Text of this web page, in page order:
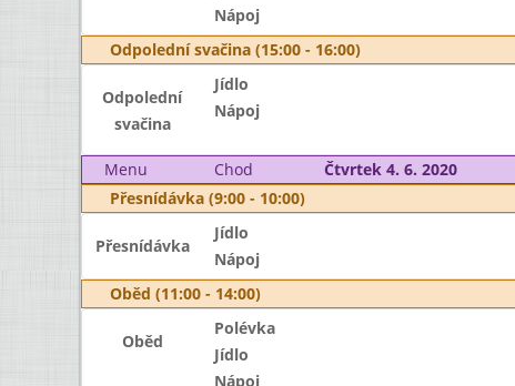
Nápoj
Odpolední svačina (15:00 - 16:00)
Odpolední
svačina
Jídlo
Nápoj
Menu Chod Čtvrtek 4. 6. 2020
Přesnídávka (9:00 - 10:00)
Přesnídávka
Jídlo
Nápoj
Oběd (11:00 - 14:00)
Oběd
Polévka
Jídlo
Nápoj